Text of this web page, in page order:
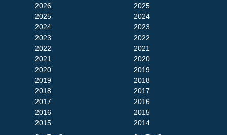
2026
2025
2024
2023
2022
2021
2020
2019
2018
2017
2016
2015
2025
2024
2023
2022
2021
2020
2019
2018
2017
2016
2015
2014